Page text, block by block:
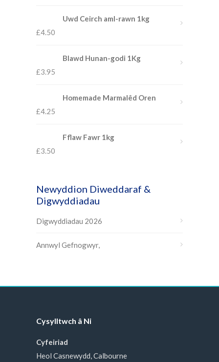
Uwd Ceirch aml-rawn 1kg
£4.50
Blawd Hunan-godi 1Kg
£3.95
Homemade Marmalêd Oren
£4.25
Fflaw Fawr 1kg
£3.50
Newyddion Diweddaraf &
Digwyddiadau
Digwyddiadau 2026
Annwyl Gefnogwyr,
Cysylltwch â Ni
Cyfeiriad
Heol Casnewydd, Calbourne